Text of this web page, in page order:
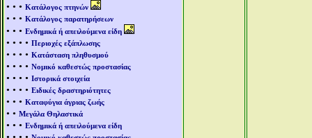
• • • Κατάλογος πτηνών
• • • Κατάλογος παρατηρήσεων
• • • Ενδημικά ή απειλούμενα είδη
• • • • Περιοχές εξάπλωσης
• • • • Κατάσταση πληθυσμού
• • • • Νομικό καθεστώς προστασίας
• • • • Ιστορικά στοιχεία
• • • • Ειδικές δραστηριότητες
• • • Καταφύγια άγριας ζωής
• • Μεγάλα Θηλαστικά
• • • Ενδημικά ή απειλούμενα είδη